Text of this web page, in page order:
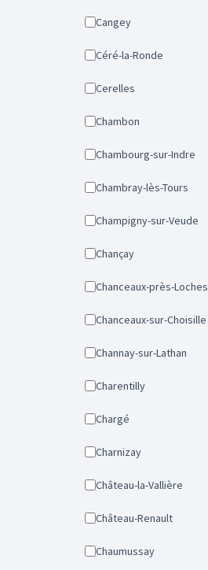
Cangey
Céré-la-Ronde
Cerelles
Chambon
Chambourg-sur-Indre
Chambray-lès-Tours
Champigny-sur-Veude
Chançay
Chanceaux-près-Loches
Chanceaux-sur-Choisille
Channay-sur-Lathan
Charentilly
Chargé
Charnizay
Château-la-Vallière
Château-Renault
Chaumussay